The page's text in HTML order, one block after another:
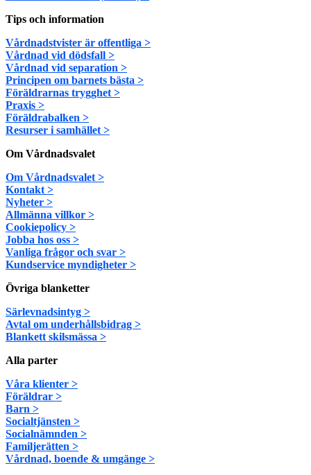
Tips och information
Vårdnadstvister är offentliga >
Vårdnad vid dödsfall >
Vårdnad vid separation >
Principen om barnets bästa >
Föräldrarnas trygghet >
Praxis >
Föräldrabalken >
Resurser i samhället >
Om Vårdnadsvalet
Om Vårdnadsvalet >
Kontakt >
Nyheter >
Allmänna villkor >
Cookiepolicy >
Jobba hos oss >
Vanliga frågor och svar >
Kundservice myndigheter >
Övriga blanketter
Särlevnadsintyg >
Avtal om underhållsbidrag >
Blankett skilsmässa >
Alla parter
Våra klienter >
Föräldrar >
Barn >
Socialtjänsten >
Socialnämnden >
Familjerätten >
Vårdnad, boende & umgänge >